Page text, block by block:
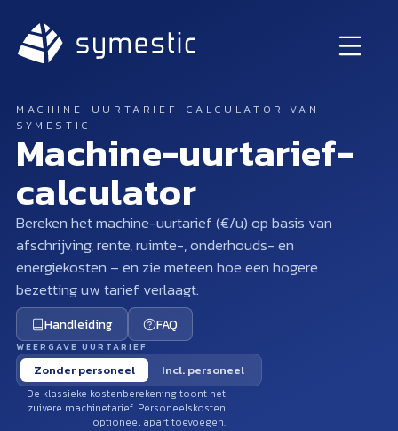
MACHINE-UURTARIEF-CALCULATOR VAN
SYMESTIC
Machine-uurtarief-
calculator
Bereken het machine-uurtarief (€/u) op basis van
afschrijving, rente, ruimte-, onderhouds- en
energiekosten – en zie meteen hoe een hogere
bezetting uw tarief verlaagt.
Handleiding FAQ
WEERGAVE UURTARIEF
Zonder personeel Incl. personeel
De klassieke kostenberekening toont het
zuivere machinetarief. Personeelskosten
optioneel apart toevoegen.